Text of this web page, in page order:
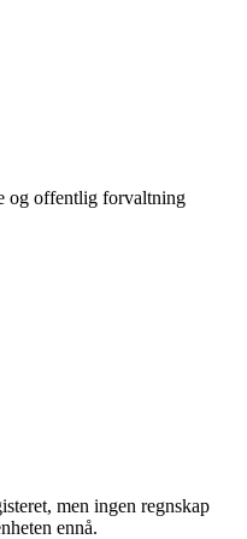
og offentlig forvaltning
men ingen regnskap
ennå.